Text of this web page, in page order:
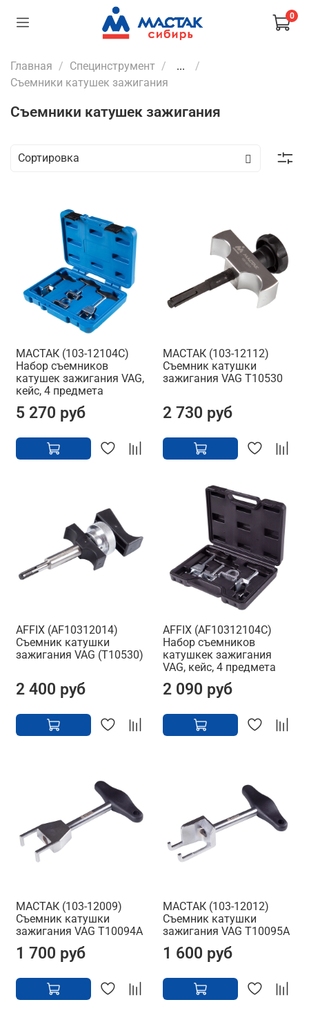
0
Главная Специнструмент
...
Съемники катушек зажигания
Съемники катушек зажигания
МАСТАК (103-12104C)
Набор съемников
катушек зажигания VAG,
кейс, 4 предмета
5 270 руб
МАСТАК (103-12112)
Съемник катушки
зажигания VAG T10530
2 730 руб
AFFIX (AF10312014)
Съемник катушки
зажигания VAG (T10530)
2 400 руб
AFFIX (AF10312104C)
Набор съемников
катушкек зажигания
VAG, кейс, 4 предмета
2 090 руб
МАСТАК (103-12009)
Съемник катушки
зажигания VAG T10094A
1 700 руб
МАСТАК (103-12012)
Съемник катушки
зажигания VAG T10095A
1 600 руб